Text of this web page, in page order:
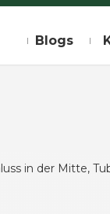
Blogs
in der Mitte,